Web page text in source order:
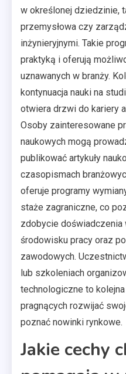
w określonej dziedzinie,
przemysłowa czy
inżynieryjnymi. Takie
praktyką i oferują
uznawanych w branży.
kontynuacja nauki na
otwiera drzwi do kariery
Osoby zainteresowane
naukowych mogą
publikować artykuły
czasopismach
oferuje programy
staże zagraniczne, co
zdobycie doświadczenia
środowisku pracy oraz
zawodowych.
lub szkoleniach
technologiczne to
pragnących rozwijać
poznać nowinki rynkowe.
Jakie cechy